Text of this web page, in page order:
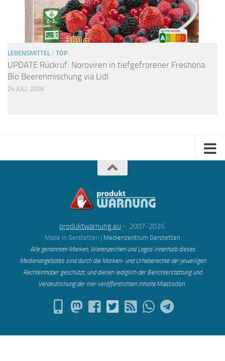
LEBENSMITTEL / TOP
UPDATE Rückruf: Noroviren in tiefgefrorener Freshona
Bio Beerenmischung via Lidl
24 JULI, 2026
produktwarnung.eu - 2007-2026
Made in Gerstetten | Medienzentrum Gerstetten
Alle genannten Marken, Warenzeichen und Logos innerhalb dieses
Medienangebotes sind durch die Marken- und Urheberechte der jeweiligen
Rechteinhaber geschützt, und dienen lediglich der Berichterstattung und
Verdeutlichung der hier veröffentlichten Inhalte Mastodon